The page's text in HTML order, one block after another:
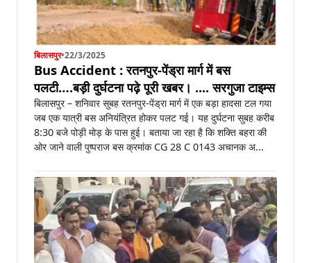
बिलासपुर•22/3/2025
Bus Accident : रतनपुर-पेंड्रा मार्ग में बस
पलटी….बड़ी दुर्घटना पढ़े पूरी खबर। .... सरगुजा टाइम्स
बिलासपुर – शनिवार सुबह रतनपुर-पेंड्रा मार्ग में एक बड़ा हादसा टल गया
जब एक यात्री बस अनियंत्रित होकर पलट गई। यह दुर्घटना सुबह करीब
8:30 बजे पोड़ी मोड़ के पास हुई। बताया जा रहा है कि शक्ति बहरा की
ओर जाने वाली पुष्पराज बस क्रमांक CG 28 C 0143 अचानक अ...